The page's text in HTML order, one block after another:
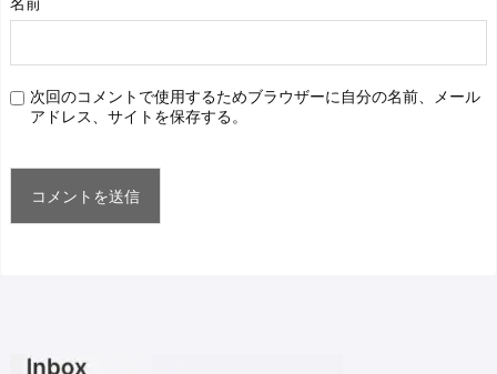
次回のコメントで使用するためブラウザーに自分の名前、メール
アドレス、サイトを保存する。